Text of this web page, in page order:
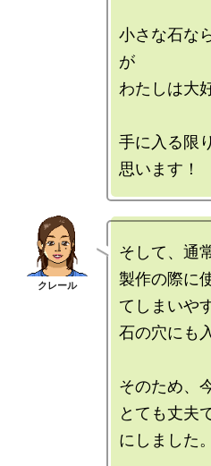
小さな石な
が
わたしは大
手に入る限
そして、通
製作の際に
てしまいや
石の穴にも
そのため、
とても丈夫
にしました。